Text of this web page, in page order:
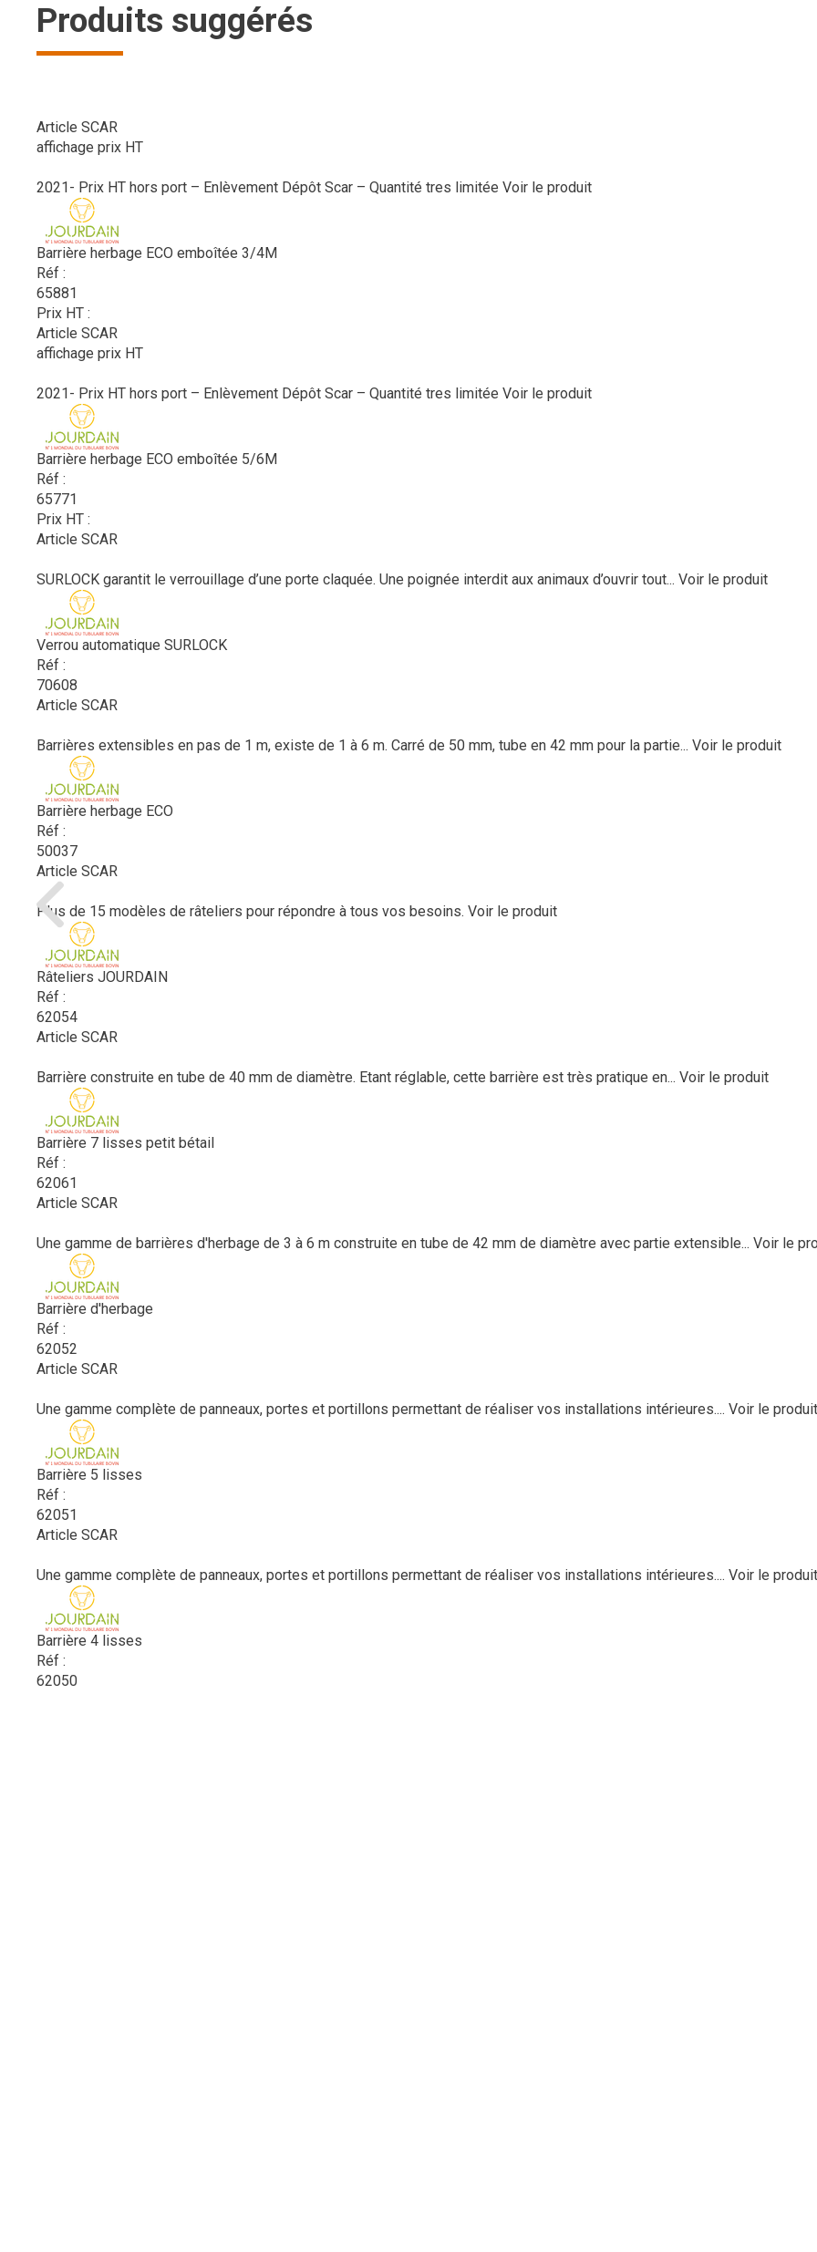
Produits suggérés
Article SCAR
affichage prix HT
2021- Prix HT hors port – Enlèvement Dépôt Scar – Quantité tres limitée Voir le produit
Barrière herbage ECO emboîtée 3/4M
Réf :
65881
Prix HT :
Article SCAR
affichage prix HT
2021- Prix HT hors port – Enlèvement Dépôt Scar – Quantité tres limitée Voir le produit
Barrière herbage ECO emboîtée 5/6M
Réf :
65771
Prix HT :
Article SCAR
SURLOCK garantit le verrouillage d’une porte claquée. Une poignée interdit aux animaux d’ouvrir tout... Voir le produit
Verrou automatique SURLOCK
Réf :
70608
Article SCAR
Barrières extensibles en pas de 1 m, existe de 1 à 6 m. Carré de 50 mm, tube en 42 mm pour la partie... Voir le produit
Barrière herbage ECO
Réf :
50037
Article SCAR
Plus de 15 modèles de râteliers pour répondre à tous vos besoins. Voir le produit
Râteliers JOURDAIN
Réf :
62054
Article SCAR
Barrière construite en tube de 40 mm de diamètre. Etant réglable, cette barrière est très pratique en... Voir le produit
Barrière 7 lisses petit bétail
Réf :
62061
Article SCAR
Une gamme de barrières d'herbage de 3 à 6 m construite en tube de 42 mm de diamètre avec partie extensible... Voir le
Barrière d'herbage
Réf :
62052
Article SCAR
Une gamme complète de panneaux, portes et portillons permettant de réaliser vos installations intérieures.... Voir le produit
Barrière 5 lisses
Réf :
62051
Article SCAR
Une gamme complète de panneaux, portes et portillons permettant de réaliser vos installations intérieures.... Voir le produit
Barrière 4 lisses
Réf :
62050